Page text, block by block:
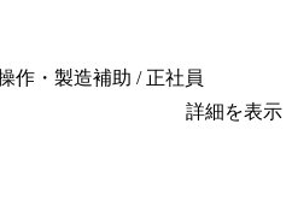
作・製造補助 / 正社員
詳細を表示